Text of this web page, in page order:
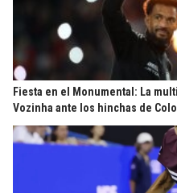
Fiesta en el Monumental: La
Vozinha ante los hinchas de